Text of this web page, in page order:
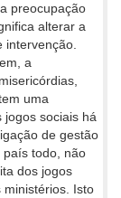
preocupação
alterar a
a
uma
sociais há
de gestão
país todo, não
dos jogos
ministérios. Isto